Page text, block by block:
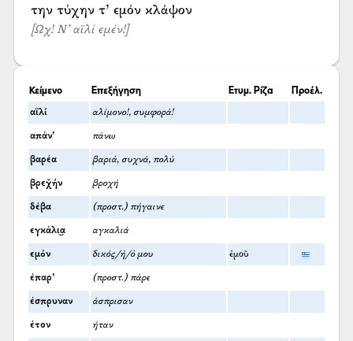
[Ωχ! Ν’ αϊλί εμέν!]
Κείμενο Επεξήγηση Ετυμ. Ρίζα Προέλ.
αϊλί αλίμονο!, συμφορά!
απάν’ πάνω
βαρέα βαριά, συχνά, πολύ
βρεχ̌ήν βροχή
δέβα (προστ.) πήγαινε
εγκάλι͜α αγκαλιά
εμόν δικός/ή/ό μου ἐμοῦ
έπαρ’ (προστ.) πάρε
έσπρυναν άσπρισαν
έτον ήταν